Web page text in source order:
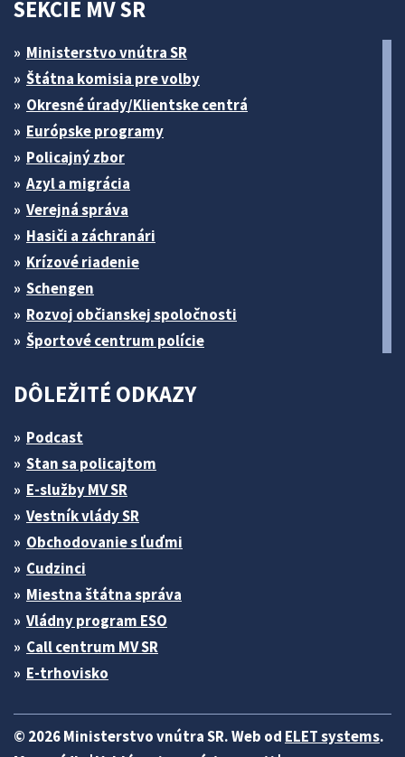
SEKCIE MV SR
Ministerstvo vnútra SR
Štátna komisia pre volby
Okresné úrady/Klientske centrá
Európske programy
Policajný zbor
Azyl a migrácia
Verejná správa
Hasiči a záchranári
Krízové riadenie
Schengen
Rozvoj občianskej spoločnosti
Športové centrum polície
DÔLEŽITÉ ODKAZY
Podcast
Stan sa policajtom
E-služby MV SR
Vestník vlády SR
Obchodovanie s ľuďmi
Cudzinci
Miestna štátna správa
Vládny program ESO
Call centrum MV SR
E-trhovisko
© 2026 Ministerstvo vnútra SR. Web od ELET systems.